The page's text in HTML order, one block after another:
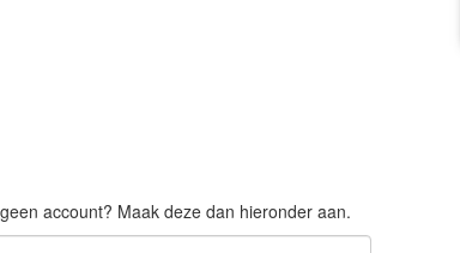
account? Maak deze dan hieronder aan.